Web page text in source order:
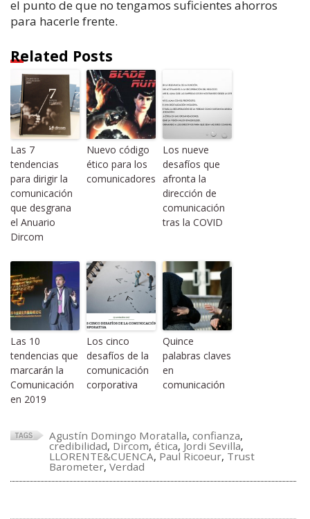
el punto de que no tengamos suficientes ahorros
para hacerle frente.
Related Posts
Las 7
tendencias
para dirigir la
comunicación
que desgrana
el Anuario
Dircom
Nuevo código
ético para los
comunicadores
Los nueve
desafíos que
afronta la
dirección de
comunicación
tras la COVID
Las 10
tendencias que
marcarán la
Comunicación
en 2019
Los cinco
desafíos de la
comunicación
corporativa
Quince
palabras claves
en
comunicación
Agustín Domingo Moratalla, confianza,
credibilidad, Dircom, ética, Jordi Sevilla,
LLORENTE&CUENCA, Paul Ricoeur, Trust
Barometer, Verdad